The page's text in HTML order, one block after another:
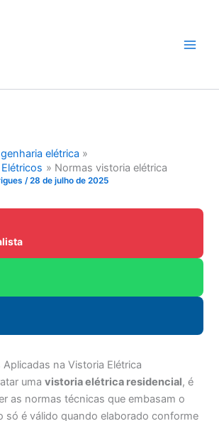
elétrica
Normas vistoria elétrica
/28 de julho de 2025
na Vistoria Elétrica
umavistoria elétrica residencial, é
as normas técnicas que embasam o
só é válido quando elaborado conforme